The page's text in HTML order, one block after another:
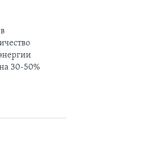
30-50%